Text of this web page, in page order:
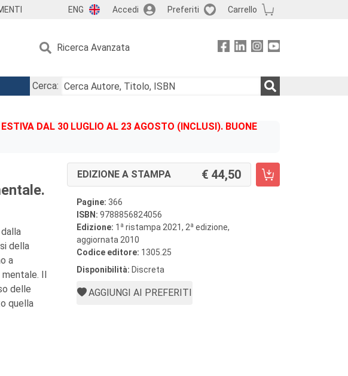
ENG Accedi Preferiti Carrello
Ricerca Avanzata
Cerca:
DAL 30 LUGLIO AL 23 AGOSTO (INCLUSI). BUONE
della
a
Il
delle
quella
EDIZIONE A STAMPA 44,50
Pagine: 366
ISBN: 9788856824056
Edizione: 1 a ristampa 2021, 2a edizione,
aggiornata 2010
Codice editore: 1305.25
Disponibilità: Discreta
AGGIUNGI AI PREFERITI